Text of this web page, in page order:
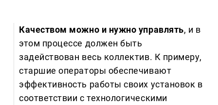
Качеством можно и нужно управлять, и в
этом процессе должен быть
задействован весь коллектив. К примеру,
старшие операторы обеспечивают
эффективность работы своих установок в
соответствии с технологическими